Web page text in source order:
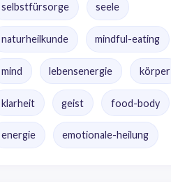
selbstfürsorge seele
naturheilkunde mindful-eating
mind lebensenergie körper
klarheit geist food-body
energie emotionale-heilung